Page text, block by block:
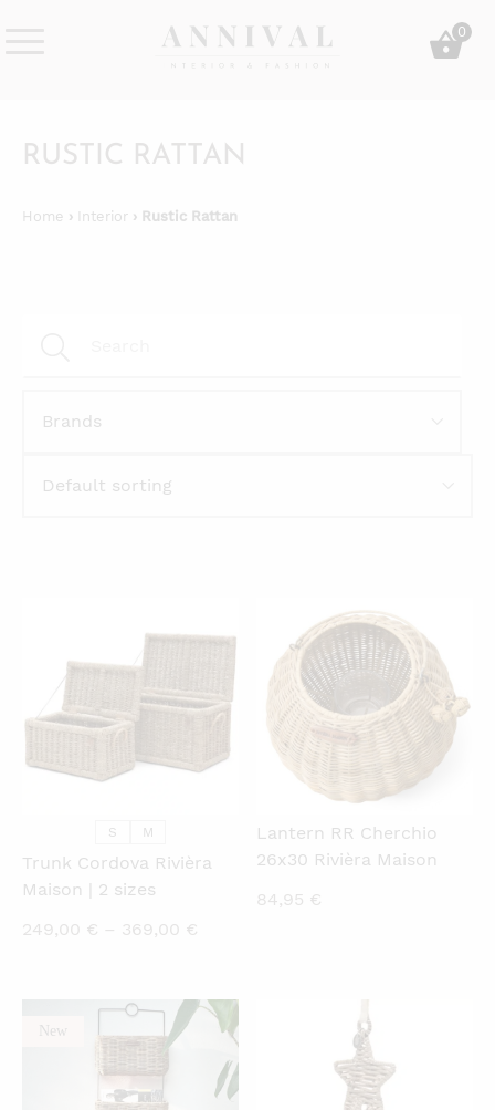
sisustusverkkokauppa
0
RUSTIC RATTAN
Home › Interior › Rustic Rattan
S M
Trunk Cordova Rivièra
Maison | 2 sizes
249,00 € – 369,00 €
through
369,00 €
QUICKVIEW
Lantern RR Cherchio
26x30 Rivièra Maison
84,95 €
New QUICKVIEW